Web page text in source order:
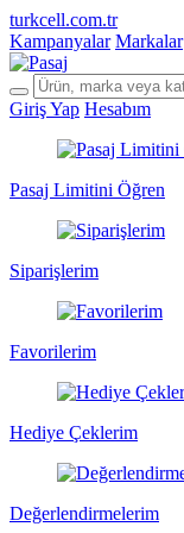
turkcell.com.tr
Kampanyalar Markalar
Giriş Yap Hesabım
Pasaj Limitini Öğren
Siparişlerim
Favorilerim
Hediye Çeklerim
Değerlendirmelerim